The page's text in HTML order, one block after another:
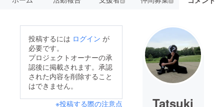
投稿するには ログイン が
必要です。
プロジェクトオーナーの承
認後に掲載されます。承認
された内容を削除すること
はできません。
※投稿する際の注意点
Tatsuki